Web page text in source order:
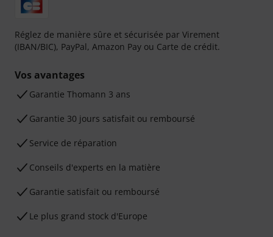
Réglez de manière sûre et sécurisée par Virement
(IBAN/BIC), PayPal, Amazon Pay ou Carte de crédit.
Vos avantages
Ga­ran­tie Thomann 3 ans
Garantie 30 jours satisfait ou remboursé
Service de réparation
Conseils d'experts en la matière
Garantie satisfait ou remboursé
Le plus grand stock d'Europe